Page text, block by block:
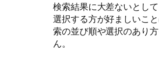
検索結果に大差ないとし
選択する方が好ましいこ
索の並び順や選択のあり
ん。